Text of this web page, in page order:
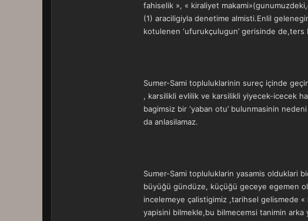
fahiselik », « kiraliyet
(1) araciligiyla denetime almisti.Enlil
kotulenen ‘ufurukçulugun’ gerisinde de,ters
Sumer-Sami topluluklarinin sureç içinde
, karsilikli evlilik ve karsilikli yiyecek-icecek
bagimsiz bir ‘yaban otu’ bulunmasinin
da anlasilamaz.
Sumer-Sami topluluklarin yasamis olduklari
büyüğü gündüze, küçüğü geceye egemen
incelemeye çalistigimiz ,tarihsel gelismede
yapisini bilmekle,bu bilmecemsi tanimin